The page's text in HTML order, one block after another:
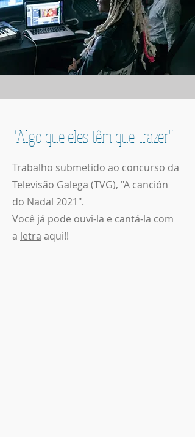
"Algo que eles têm que trazer"
Trabalho submetido ao concurso da
Televisão Galega (TVG), "A canción
do Nadal 2021".
Você já pode ouvi-la e cantá-la com
a letra aqui!!